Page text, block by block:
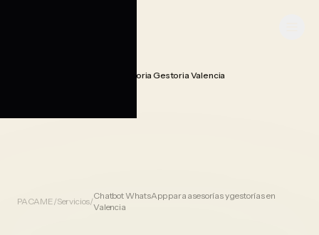
Chatbot Whatsapp Ia Asesoria Gestoria Valencia
PACAME/Servicios/
Chatbot WhatsApp para asesorías y gestorías en
Valencia